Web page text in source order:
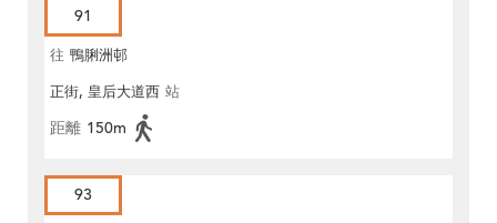
91
往 鴨脷洲邨
正街, 皇后大道西 站
距離 150m
93